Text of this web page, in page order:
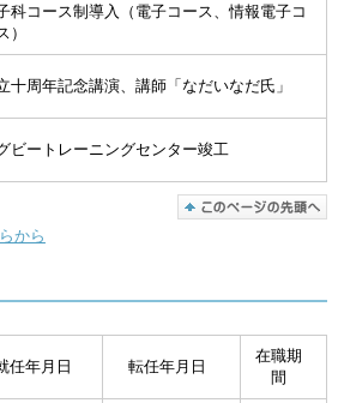
科コース制導入（電子コース、情報電子コ
）
十周年記念講演、講師「なだいなだ氏」
ビートレーニングセンター竣工
から
任年月日 転任年月日
在職期
間